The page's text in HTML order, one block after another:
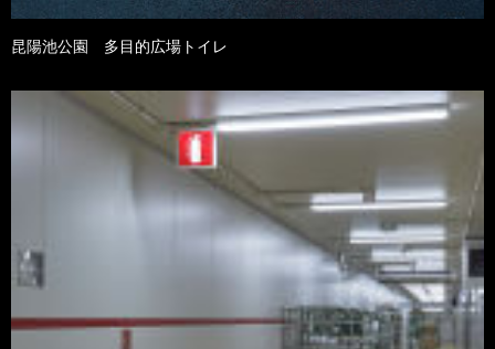
昆陽池公園 多目的広場トイレ